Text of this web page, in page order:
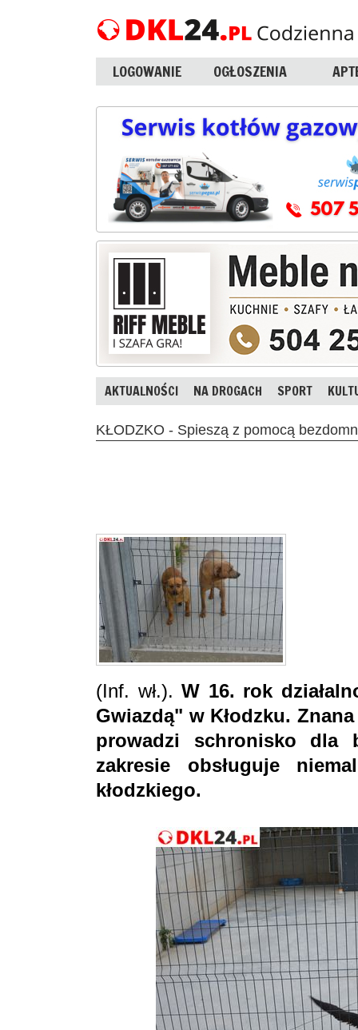
LOGOWANIE OGŁOSZENIA
AKTUALNOŚCI NA DROGACH SPORT
KŁODZKO - Spieszą z pomocą
(Inf. wł.).W 16. rok
Gwiazdą" w Kłodzku.
prowadzi schronisko dla
zakresie obsługuje
kłodzkiego.